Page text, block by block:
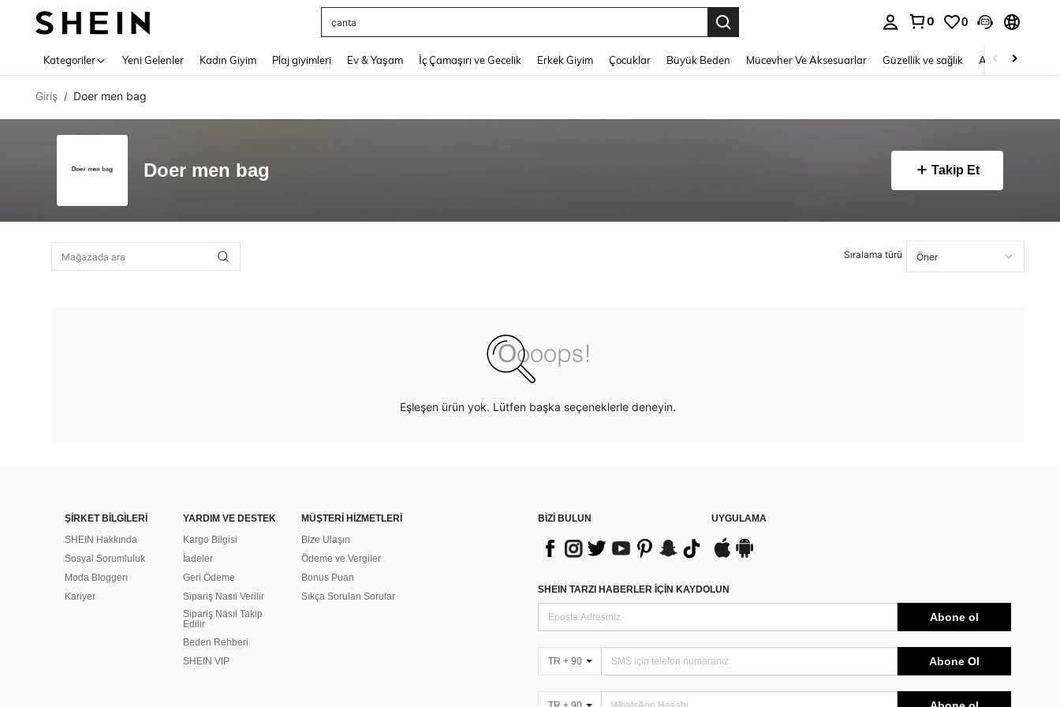
çanta
0 0
Kategoriler Yeni Gelenler Kadın Giyim Plaj giyimleri Ev & Yaşam İç Çamaşırı ve Gecelik Erkek Giyim Çocuklar Büyük Beden Mücevher Ve Aksesuarlar Güzellik ve sağlık Ayakkabı
Giriş / Doer men bag
Doer men bag Takip Et
Sıralama türü
Eşleşen ürün yok. Lütfen başka seçeneklerle deneyin.
ŞİRKET BİLGİLERİ
SHEIN Hakkında
Sosyal Sorumluluk
Moda Bloggerı
Kariyer
YARDIM VE DESTEK
Kargo Bilgisi
İadeler
Geri Ödeme
Sipariş Nasıl Verilir
Sipariş Nasıl Takip
Edilir
Beden Rehberi
SHEIN VIP
MÜŞTERİ HİZMETLERİ
Bize Ulaşın
Ödeme ve Vergiler
Bonus Puan
Sıkça Sorulan Sorular
BİZİ BULUN UYGULAMA
SHEIN TARZI HABERLER IÇIN KAYDOLUN
Abone ol
TR + 90 Abone Ol